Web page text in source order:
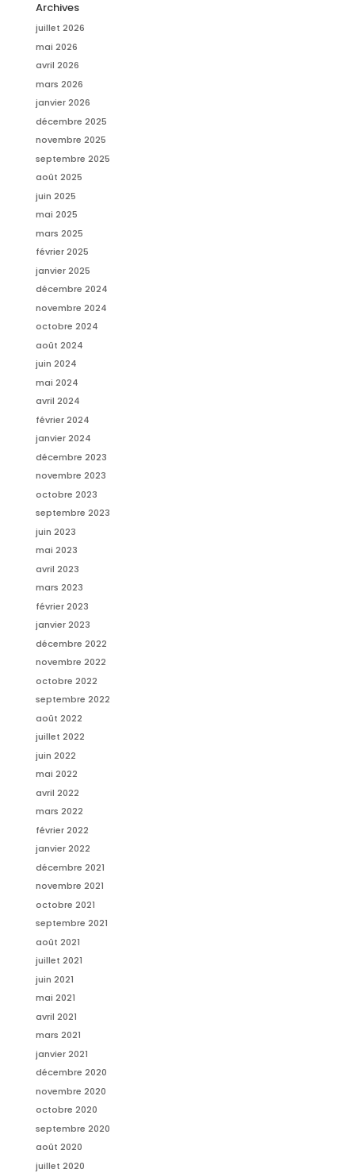
Archives
juillet 2026
mai 2026
avril 2026
mars 2026
janvier 2026
décembre 2025
novembre 2025
septembre 2025
août 2025
juin 2025
mai 2025
mars 2025
février 2025
janvier 2025
décembre 2024
novembre 2024
octobre 2024
août 2024
juin 2024
mai 2024
avril 2024
février 2024
janvier 2024
décembre 2023
novembre 2023
octobre 2023
septembre 2023
juin 2023
mai 2023
avril 2023
mars 2023
février 2023
janvier 2023
décembre 2022
novembre 2022
octobre 2022
septembre 2022
août 2022
juillet 2022
juin 2022
mai 2022
avril 2022
mars 2022
février 2022
janvier 2022
décembre 2021
novembre 2021
octobre 2021
septembre 2021
août 2021
juillet 2021
juin 2021
mai 2021
avril 2021
mars 2021
janvier 2021
décembre 2020
novembre 2020
octobre 2020
septembre 2020
août 2020
juillet 2020